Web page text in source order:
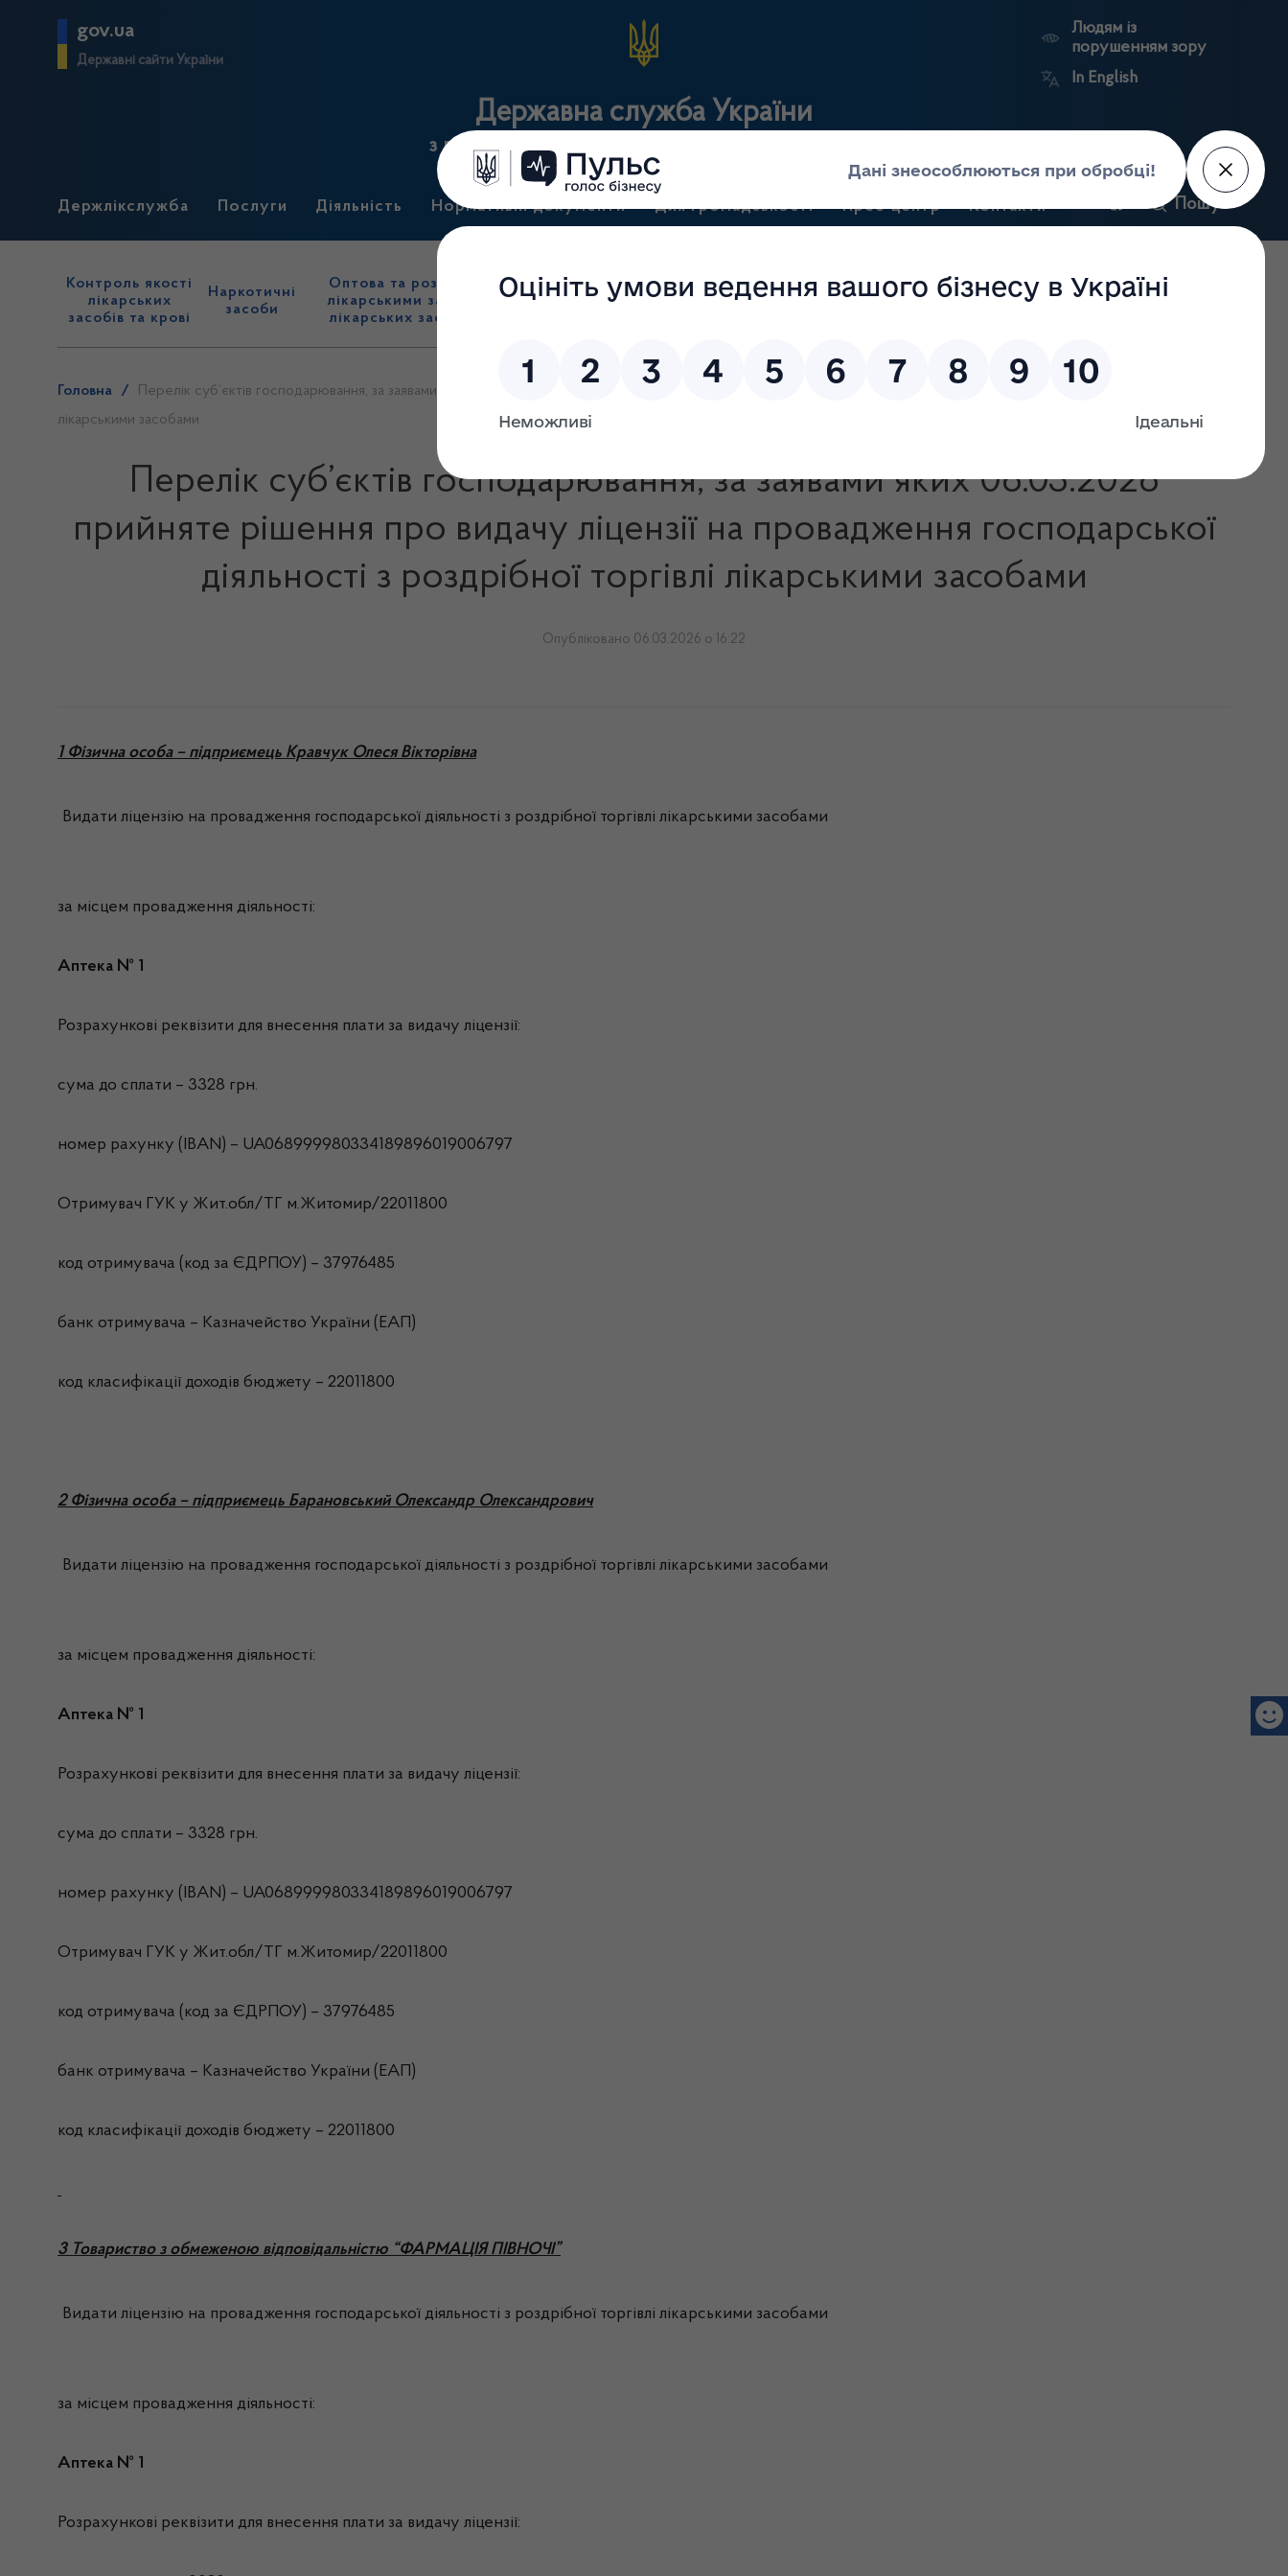
gov.ua
Державні сайти України
Державна служба України
з лікарських засобів та контролю за наркотиками
Людям із
порушенням зору
In English
Держлікслужба Послуги Діяльність Нормативні документи Для громадськості Прес-центр Контакти Пошук
Контроль якості
лікарських
засобів та крові
Наркотичні
засоби
Оптова та роздрібна торгівля
лікарськими засобами, імпорт
лікарських засобів (крім АФІ)
Державний
нагляд
виробництва лікарських
Ринковий
Державні
Антикорупційний
портал
Головна /
Перелік суб’єктів господарювання, за заявами яких 06.03.2026 прийняте рішення про видачу ліцензії на провадження господарської діяльності з роздрібної торгівлі
лікарськими засобами
Перелік суб’єктів господарювання, за заявами яких 06.03.2026
прийняте рішення про видачу ліцензії на провадження господарської
діяльності з роздрібної торгівлі лікарськими засобами
Опубліковано 06.03.2026 о 16:22
1 Фізична особа – підприємець Кравчук Олеся Вікторівна
Видати ліцензію на провадження господарської діяльності з роздрібної торгівлі лікарськими засобами
за місцем провадження діяльності:
Аптека № 1
Розрахункові реквізити для внесення плати за видачу ліцензії:
сума до сплати – 3328 грн.
номер рахунку (IBAN) – UA068999980334189896019006797
Отримувач ГУК у Жит.обл/ТГ м.Житомир/22011800
код отримувача (код за ЄДРПОУ) – 37976485
банк отримувача – Казначейство України (ЕАП)
код класифікації доходів бюджету – 22011800
2 Фізична особа – підприємець Барановський Олександр Олександрович
Видати ліцензію на провадження господарської діяльності з роздрібної торгівлі лікарськими засобами
за місцем провадження діяльності:
Аптека № 1
Розрахункові реквізити для внесення плати за видачу ліцензії:
сума до сплати – 3328 грн.
номер рахунку (IBAN) – UA068999980334189896019006797
Отримувач ГУК у Жит.обл/ТГ м.Житомир/22011800
код отримувача (код за ЄДРПОУ) – 37976485
банк отримувача – Казначейство України (ЕАП)
код класифікації доходів бюджету – 22011800
3 Товариство з обмеженою відповідальністю “ФАРМАЦІЯ ПІВНОЧІ”
Видати ліцензію на провадження господарської діяльності з роздрібної торгівлі лікарськими засобами
за місцем провадження діяльності:
Аптека № 1
Розрахункові реквізити для внесення плати за видачу ліцензії: